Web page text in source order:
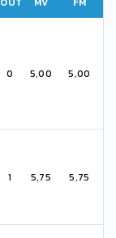
0 5,00 5,00
1 5,75 5,75